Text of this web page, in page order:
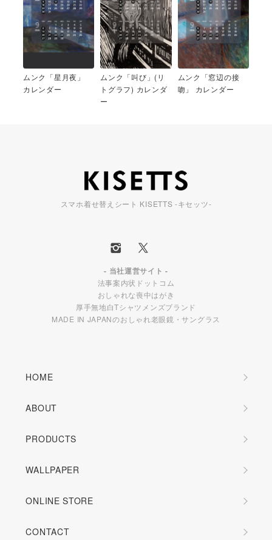
ムンク「星月夜」
カレンダー
ムンク「叫び」(リ
トグラフ) カレンダ
ー
ムンク「窓辺の接
吻」 カレンダー
スマホ着せ替えシート KISETTS -キセッツ-
- 当社運営サイト -
法事案内状ドットコム
おしゃれな喪中はがき
厚手無地白Tシャツメンズブランド
MADE IN JAPANのおしゃれ老眼鏡・サングラス
HOME
ABOUT
PRODUCTS
WALLPAPER
ONLINE STORE
CONTACT